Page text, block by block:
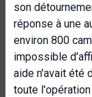
son
réponse à une
environ 800
impossible
aide n'avait été
toute l'opération